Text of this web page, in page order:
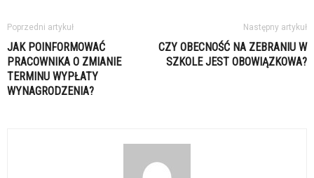
Poprzedni artykuł
JAK POINFORMOWAĆ
PRACOWNIKA O ZMIANIE
TERMINU WYPŁATY
WYNAGRODZENIA?
Następny artykuł
CZY OBECNOŚĆ NA ZEBRANIU W
SZKOLE JEST OBOWIĄZKOWA?